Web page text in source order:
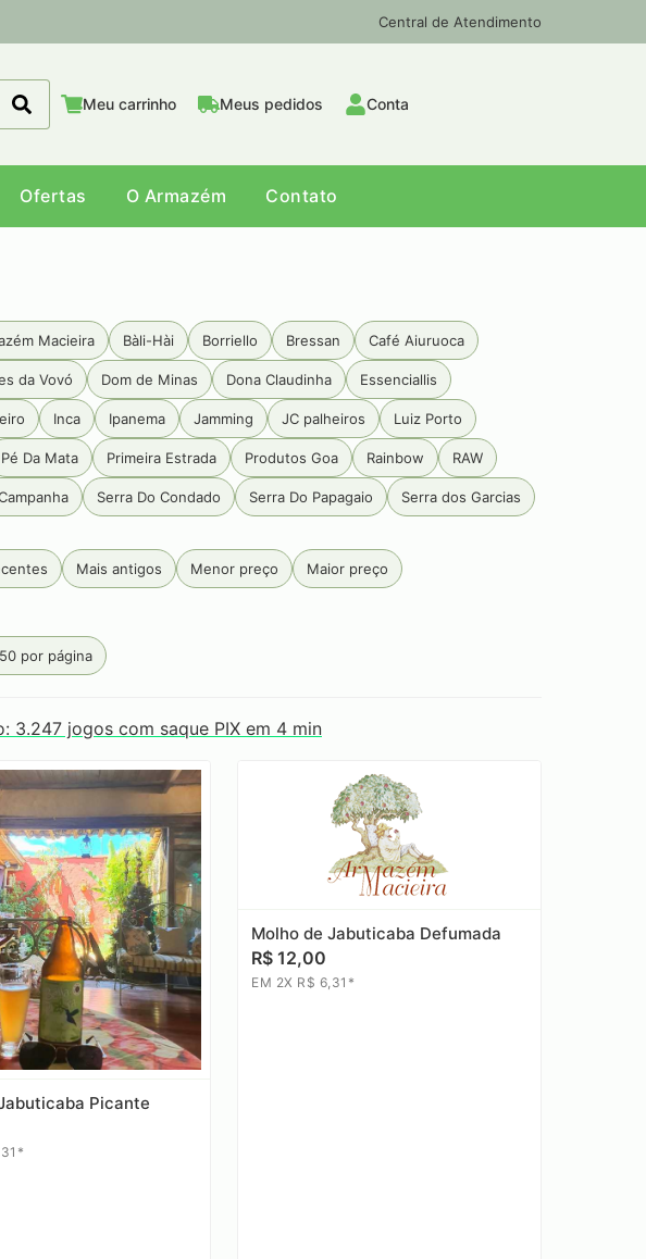
Central de Atendimento
Meu carrinho Meus pedidos Conta
Ofertas O Armazém Contato
Macieira Bàli-Hài Borriello Bressan Café Aiuruoca
da Vovó Dom de Minas Dona Claudinha Essenciallis
Inca Ipanema Jamming JC palheiros Luiz Porto
Pé Da Mata Primeira Estrada Produtos Goa Rainbow RAW
Serra Do Condado Serra Do Papagaio Serra dos Garcias
Mais antigos Menor preço Maior preço
por página
3.247 jogos com saque PIX em 4 min
Picante
Molho de Jabuticaba Defumada
R$ 12,00
EM 2X R$ 6,31*